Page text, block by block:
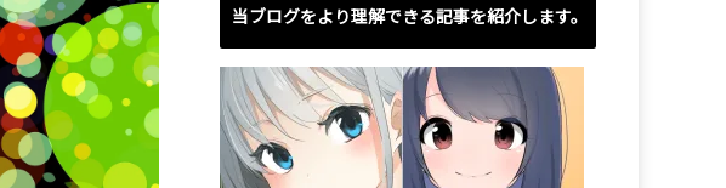
当ブログをより理解できる記事を紹介します。